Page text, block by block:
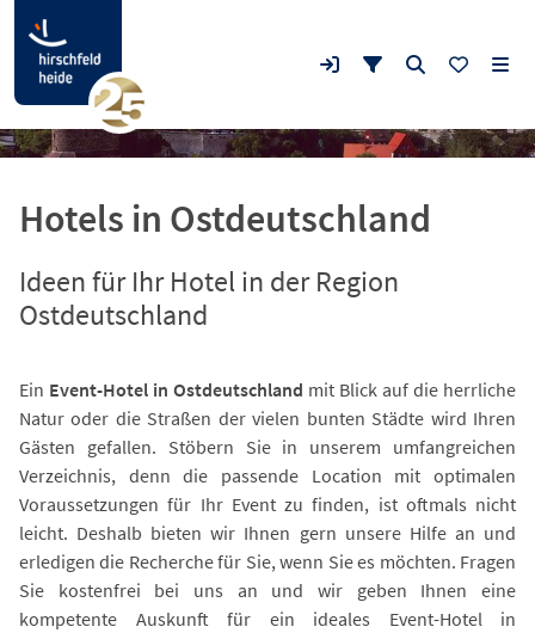
Hotels in Ostdeutschland
Ideen für Ihr Hotel in der Region
Ostdeutschland
Ein Event-Hotel in Ostdeutschland mit Blick auf die herrliche
Natur oder die Straßen der vielen bunten Städte wird Ihren
Gästen gefallen. Stöbern Sie in unserem umfangreichen
Verzeichnis, denn die passende Location mit optimalen
Voraussetzungen für Ihr Event zu finden, ist oftmals nicht
leicht. Deshalb bieten wir Ihnen gern unsere Hilfe an und
erledigen die Recherche für Sie, wenn Sie es möchten. Fragen
Sie kostenfrei bei uns an und wir geben Ihnen eine
kompetente Auskunft für ein ideales Event-Hotel in